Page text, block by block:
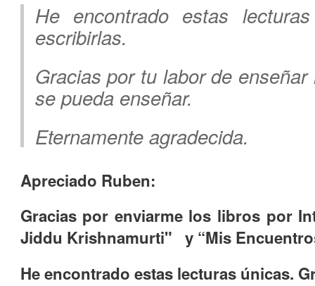
He encontrado estas
escribirlas.
Gracias por tu labor de
se pueda enseñar.
Eternamente agradecida.
Apreciado Ruben:
Gracias por enviarme los libros por
Jiddu Krishnamurti" y “Mis
He encontrado estas lecturas únicas.